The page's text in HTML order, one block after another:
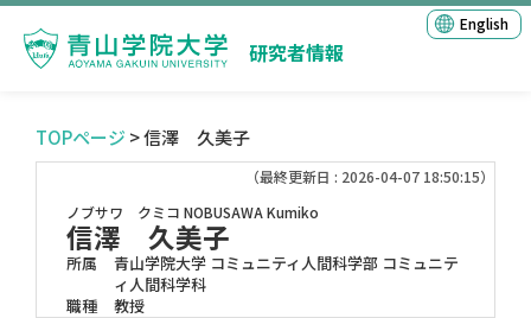
研究者情報
English
TOPページ > 信澤 久美子
（最終更新日 : 2026-04-07 18:50:15）
ノブサワ クミコ NOBUSAWA Kumiko
信澤 久美子
所属
青山学院大学 コミュニティ人間科学部 コミュニテ
ィ人間科学科
職種
教授